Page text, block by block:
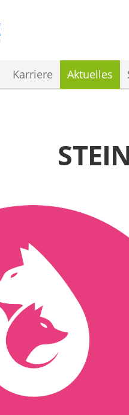
Karriere Aktuelles